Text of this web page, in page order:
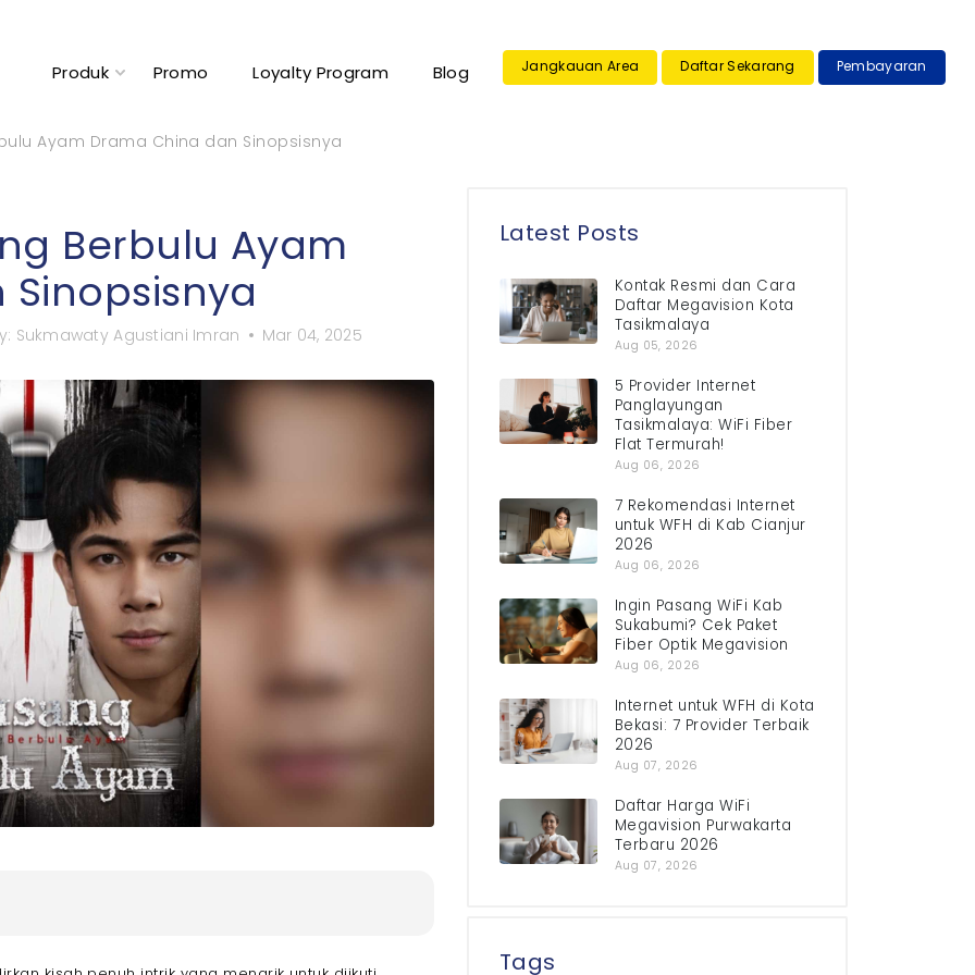
Produk Promo Loyalty Program Blog Jangkauan Area Daftar Sekarang Pembayaran
Ayam Drama China dan Sinopsisnya
Berbulu Ayam
Sukmawaty Agustiani Imran Mar 04, 2025
Latest Posts
Kontak Resmi dan Cara
Daftar Megavision Kota
Tasikmalaya
Aug 05, 2026
5 Provider Internet
Panglayungan
Tasikmalaya: WiFi Fiber
Flat Termurah!
Aug 06, 2026
7 Rekomendasi Internet
untuk WFH di Kab Cianjur
2026
Aug 06, 2026
Ingin Pasang WiFi Kab
Sukabumi? Cek Paket
Fiber Optik Megavision
Aug 06, 2026
Internet untuk WFH di Kota
Bekasi: 7 Provider Terbaik
2026
Aug 07, 2026
Daftar Harga WiFi
Megavision Purwakarta
Terbaru 2026
Aug 07, 2026
Tags